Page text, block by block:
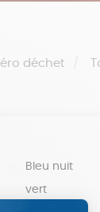
déchet
Bleu nuit
vert